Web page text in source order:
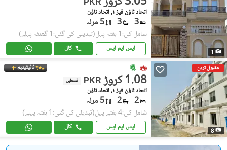
1
PKR
اتحاد ٹاؤن فیز ١, اتحاد ٹاؤن
3
3 5 مرلہ
شامل کی:1 ہفتہ پہل (تبدیلی کی گئی:1 گھنٹہ پہلے)
ایس ایم ایس کال
مقبول ترین
8
ٹائیٹینیم
PKR 1.08 کروڑ قسطیں
اتحاد ٹاؤن فیز ١, اتحاد ٹاؤن
2
2 5 مرلہ
شامل کی:4 ہفتے پہل (تبدیلی کی گئی:1 ہفتہ پہلے)
ایس ایم ایس کال